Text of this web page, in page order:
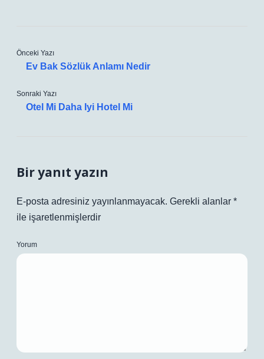
Önceki Yazı
Ev Bak Sözlük Anlamı Nedir
Sonraki Yazı
Otel Mi Daha Iyi Hotel Mi
Bir yanıt yazın
E-posta adresiniz yayınlanmayacak. Gerekli alanlar *
ile işaretlenmişlerdir
Yorum